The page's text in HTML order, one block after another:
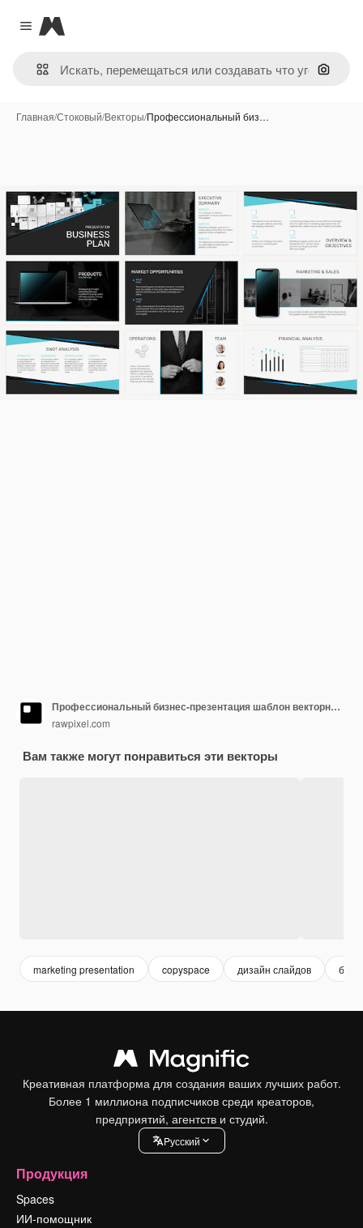
Close menu
Magnific
Поиск
Главная/Стоковый/Векторы/Профессиональный биз…
Профессиональный бизнес-презентация шаблон векторных постов в социальных сетях
rawpixel.com
Вам также могут понравиться эти векторы
marketing presentation copyspace дизайн слайдов
Креативная платформа для создания ваших лучших работ.
Более 1 миллиона подписчиков среди креаторов,
предприятий, агентств и студий.
Pусский
Продукция
Spaces
ИИ-помощник